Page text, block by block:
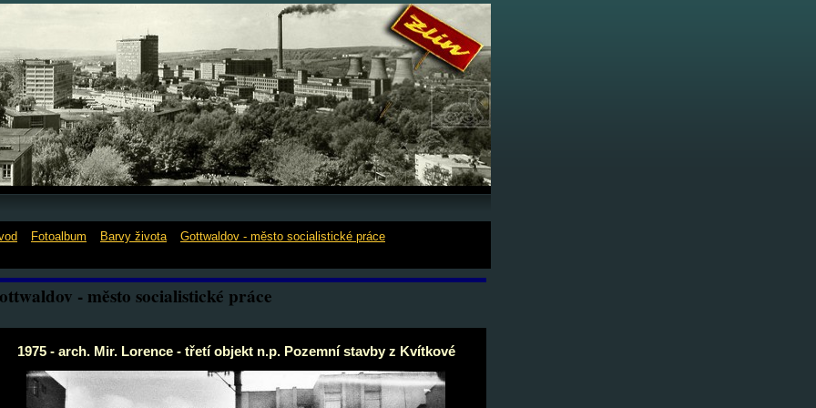
Fotoalbum Barvy života» Gottwaldov - město socialistické práce
- město socialistické práce
1975 - arch. Mir. Lorence - třetí objekt n.p. Pozemní stavby z Kvítkové